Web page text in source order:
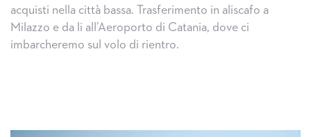
acquisti nella città bassa. Trasferimento in aliscafo a
Milazzo e da li all’Aeroporto di Catania, dove ci
imbarcheremo sul volo di rientro.